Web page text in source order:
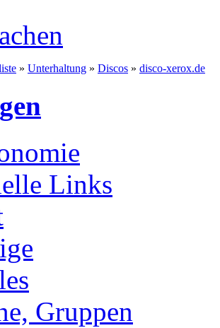
» Unterhaltung » Discos » disco-xerox.de
Links
Gruppen